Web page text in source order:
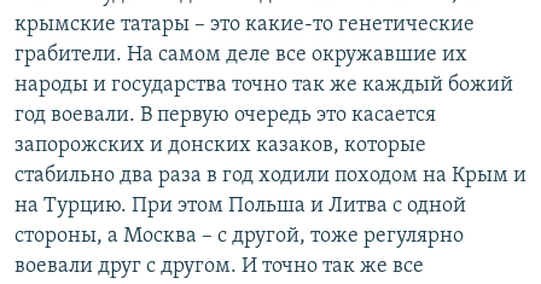
крымские татары – это какие-то генетические
грабители. На самом деле все окружавшие их
народы и государства точно так же каждый божий
год воевали. В первую очередь это касается
запорожских и донских казаков, которые
стабильно два раза в год ходили походом на Крым и
на Турцию. При этом Польша и Литва с одной
стороны, а Москва – с другой, тоже регулярно
воевали друг с другом. И точно так же все